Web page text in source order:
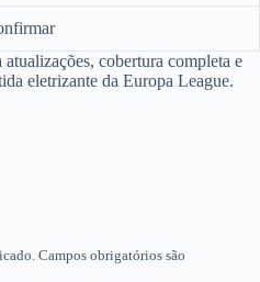
cobertura completa e
eletrizante da Europa League.
Campos obrigatórios são